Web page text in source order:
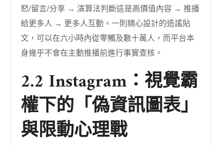
怒/留言/分享 → 演算法判斷這是高價值內容 → 推播
給更多人 → 更多人互動。一則精心設計的造謠貼
文，可以在六小時內從零觸及數十萬人，而平台本
身幾乎不會在主動推播前進行事實查核。
2.2 Instagram：視覺霸
權下的「偽資訊圖表」
與限動心理戰